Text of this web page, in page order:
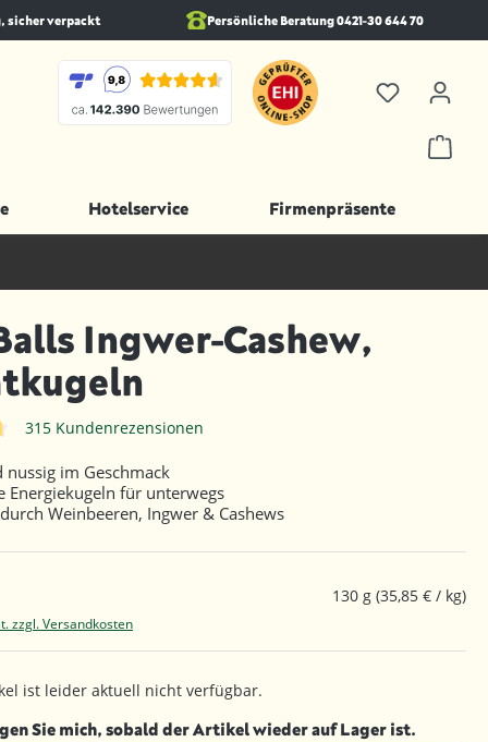
sicher verpackt Persönliche Beratung 0421-30 644 70
Hotelservice Firmenpräsente
Ingwer-Cashew,
315 Kundenrezensionen
nussig im Geschmack
Energiekugeln für unterwegs
Weinbeeren, Ingwer & Cashews
130 g (35,85 € / kg)
zzgl. Versandkosten
ist leider aktuell nicht verfügbar.
Sie mich, sobald der Artikel wieder auf Lager ist.